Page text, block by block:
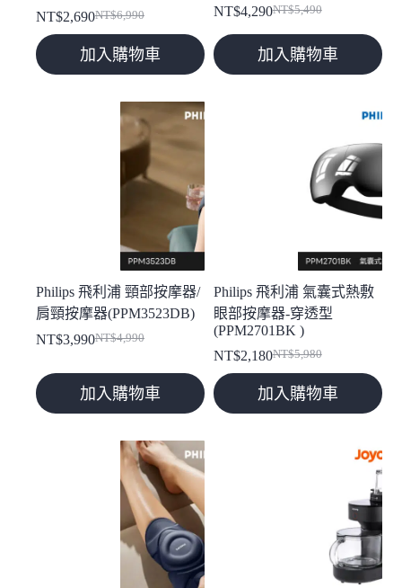
NT$6,990
原
始
價
NT$2,690
目
前
價
加入購物車
NT$5,490
原
始
價
格：
NT$4,290
目
前
價
格：
加入購物車
Philips 飛利浦 頸部按摩器/
肩頸按摩器(PPM3523DB)
NT$4,990
原
價
格：
NT$3,990
目
價
格：
加入購物車
Philips 飛利浦 氣囊式熱敷
眼部按摩器-穿透型
(PPM2701BK )
NT$5,980
原
始
價
NT$2,180
目
前
價
加入購物車